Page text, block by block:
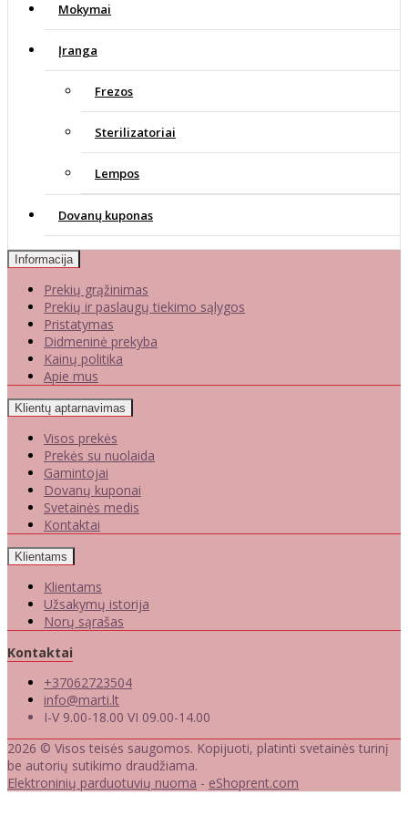
Mokymai
Įranga
Frezos
Sterilizatoriai
Lempos
Dovanų kuponas
Informacija
Prekių grąžinimas
Prekių ir paslaugų tiekimo sąlygos
Pristatymas
Didmeninė prekyba
Kainų politika
Apie mus
Klientų aptarnavimas
Visos prekės
Prekės su nuolaida
Gamintojai
Dovanų kuponai
Svetainės medis
Kontaktai
Klientams
Klientams
Užsakymų istorija
Norų sąrašas
Kontaktai
+37062723504
info@marti.lt
I-V 9.00-18.00 VI 09.00-14.00
2026 © Visos teisės saugomos. Kopijuoti, platinti svetainės turinį
be autorių sutikimo draudžiama.
Elektroninių parduotuvių nuoma - eShoprent.com